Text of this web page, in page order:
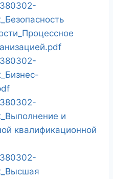
и
квалификационной